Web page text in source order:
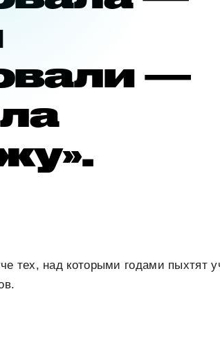
—
тех, над которыми годами пыхтят